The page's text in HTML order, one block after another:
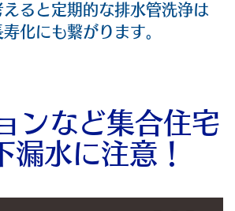
ると定期的な排水管洗浄は
化にも繋がります。
ンなど集合住宅
漏水に注意！